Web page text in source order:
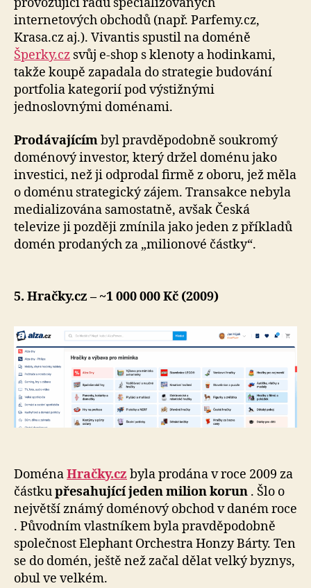
provozující řadu specializovaných
internetových obchodů (např. Parfemy.cz,
Krasa.cz aj.). Vivantis spustil na doméně
Šperky.cz svůj e-shop s klenoty a hodinkami,
takže koupě zapadala do strategie budování
portfolia kategorií pod výstižnými
jednoslovnými doménami.
Prodávajícímbyl pravděpodobně soukromý
doménový investor, který držel doménu jako
investici, než ji odprodal firmě z oboru, jež měla
o doménu strategický zájem. Transakce nebyla
medializována samostatně, avšak Česká
televize ji později zmínila jako jeden z příkladů
domén prodaných za „milionové částky“.
5. Hračky.cz – ~1 000 000 Kč (2009)
DoménaHračky.cz byla prodána v roce 2009 za
částkupřesahující jeden milion korun . Šlo o
největší známý doménový obchod v daném roce
. Původním vlastníkem byla pravděpodobně
společnost Elephant Orchestra Honzy Bárty. Ten
se do domén, ještě než začal dělat velký byznys,
obul ve velkém.